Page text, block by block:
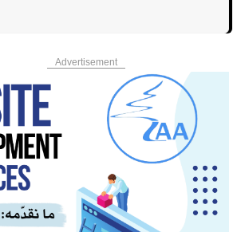
Advertisement